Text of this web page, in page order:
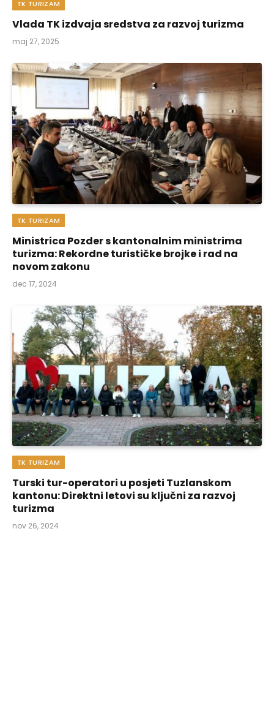
TK TURIZAM
Vlada TK izdvaja sredstva za razvoj turizma
maj 27, 2025
TK TURIZAM
Ministrica Pozder s kantonalnim ministrima
turizma: Rekordne turističke brojke i rad na
novom zakonu
dec 17, 2024
TK TURIZAM
Turski tur-operatori u posjeti Tuzlanskom
kantonu: Direktni letovi su ključni za razvoj
turizma
nov 26, 2024